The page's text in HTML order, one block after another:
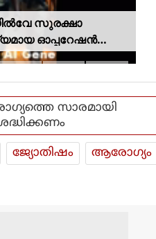
സുരക്ഷാ
ഓപ്പറേഷന്‍
33 പേര്‍
സാരമായി
ജ്യോതിഷം
ആരോഗ്യം